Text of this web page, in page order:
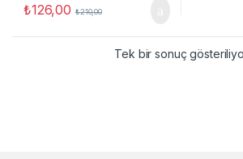
₺126,00 ₺210,00
Tek bir sonuç